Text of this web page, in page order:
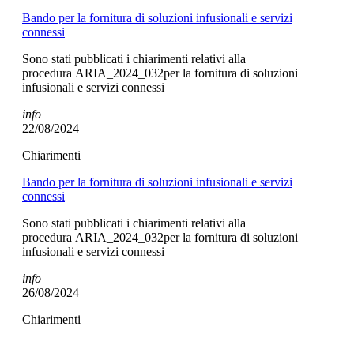
Bando per la fornitura di soluzioni infusionali e servizi
connessi
Sono stati pubblicati i chiarimenti relativi alla
procedura ARIA_2024_032per la fornitura di soluzioni
infusionali e servizi connessi
info
22/08/2024
Chiarimenti
Bando per la fornitura di soluzioni infusionali e servizi
connessi
Sono stati pubblicati i chiarimenti relativi alla
procedura ARIA_2024_032per la fornitura di soluzioni
infusionali e servizi connessi
info
26/08/2024
Chiarimenti